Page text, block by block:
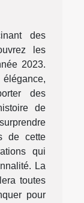
des
les
2023.
des
de
de cette
qui
La
toutes
pour